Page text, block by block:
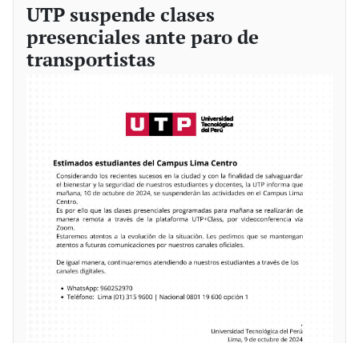
UTP suspende clases
presenciales ante paro de
transportistas